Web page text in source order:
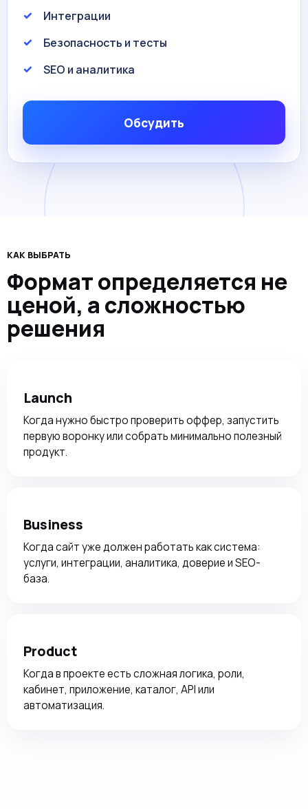
Интеграции
Безопасность и тесты
SEO и аналитика
Обсудить
КАК ВЫБРАТЬ
Формат определяется не
ценой, а сложностью
решения
Launch
Когда нужно быстро проверить оффер, запустить
первую воронку или собрать минимально полезный
продукт.
Business
Когда сайт уже должен работать как система:
услуги, интеграции, аналитика, доверие и SEO-
база.
Product
Когда в проекте есть сложная логика, роли,
кабинет, приложение, каталог, API или
автоматизация.